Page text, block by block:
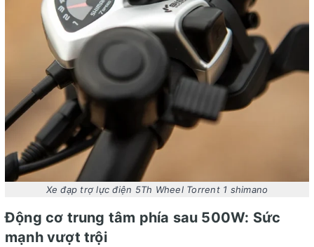
Xe đạp trợ lực điện 5Th Wheel Torrent 1 shimano
Động cơ trung tâm phía sau 500W: Sức
mạnh vượt trội